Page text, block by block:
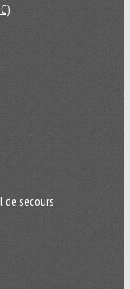
secours